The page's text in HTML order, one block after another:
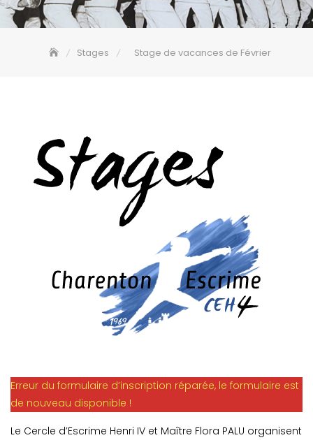
Stages Stage de vacances de Février
Erreur du formulaire d’inscription réparée, le formulaire est
de nouveau disponible !
Le Cercle d’Escrime Henri IV et Maître Flora PALU organisent